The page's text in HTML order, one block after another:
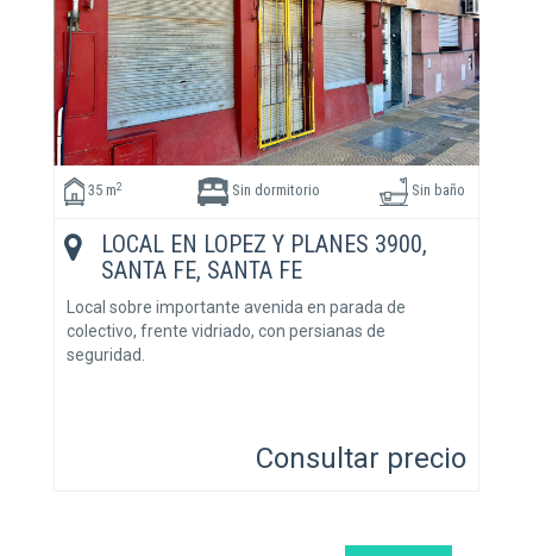
35 m2 Sin dormitorio Sin baño
LOCAL EN LOPEZ Y PLANES 3900,
SANTA FE, SANTA FE
Local sobre importante avenida en parada de
colectivo, frente vidriado, con persianas de
seguridad.
Consultar precio